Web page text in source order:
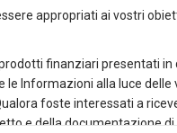
appropriati ai vostri
finanziari presentati
Informazioni alla luce
foste interessati a
e della documentazione